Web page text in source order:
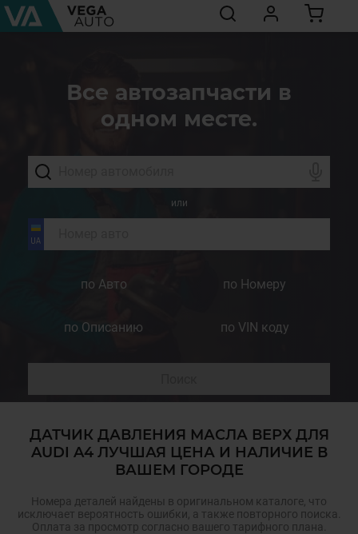
Все автозапчасти в
одном месте.
или
по Авто по Номеру
по Описанию по VIN коду
ДАТЧИК ДАВЛЕНИЯ МАСЛА ВЕРХ ДЛЯ
AUDI A4 ЛУЧШАЯ ЦЕНА И НАЛИЧИЕ В
ВАШЕМ ГОРОДЕ
Номера деталей найдены в оригинальном каталоге, что
исключает вероятность ошибки, а также повторного поиска.
Оплата за просмотр согласно вашего тарифного плана.